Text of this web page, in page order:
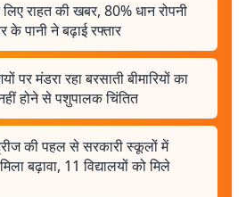
राहत की खबर, 80% धान रोपनी
के पानी ने बढ़ाई रफ्तार
पर मंडरा रहा बरसाती बीमारियों का
होने से पशुपालक चिंतित
की पहल से सरकारी स्कूलों में
बढ़ावा, 11 विद्यालयों को मिले